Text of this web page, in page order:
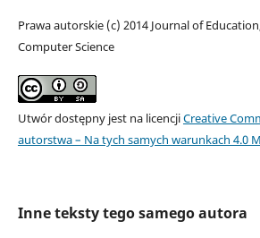
Prawa autorskie (c) 2014 Journal of
Computer Science
Utwór dostępny jest na licencjiCreative
autorstwa – Na tych samych warunkach 4.0
Inne teksty tego samego autora